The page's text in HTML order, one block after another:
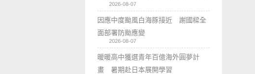
2026-08-07
因應中度颱風白海豚接近 謝國樑全
面部署防颱應變
2026-08-07
暖暖高中獲選青年百億海外圓夢計
畫 暑期赴日本展開學習